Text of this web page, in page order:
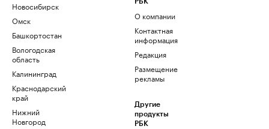
Новосибирск
Омск
Башкортостан
Вологодская
область
Калининград
Краснодарский
край
Нижний
Новгород
О компании
Контактная
информация
Редакция
Размещение
рекламы
Другие
продукты
РБК